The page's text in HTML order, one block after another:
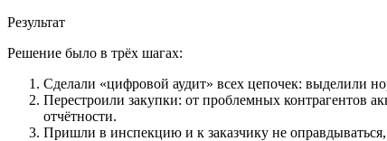
Результат
Решение было в трёх шагах:
Сделали «цифровой аудит» всех цепочек: выделили
Перестроили закупки: от проблемных контрагентов
отчётности.
Пришли в инспекцию и к заказчику не